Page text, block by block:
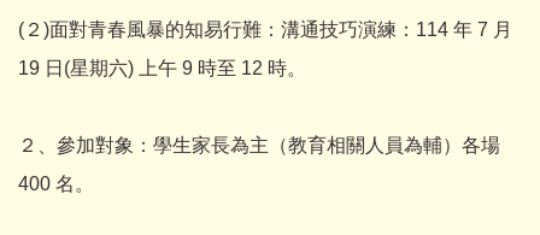
(２)面對青春風暴的知易行難：溝通技巧演練：114 年 7 月
19 日(星期六) 上午 9 時至 12 時。
２、參加對象：學生家長為主（教育相關人員為輔）各場
400 名。